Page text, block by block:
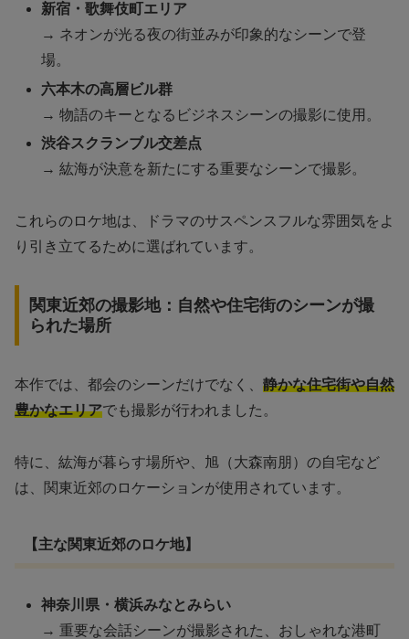
新宿・歌舞伎町エリア
→ ネオンが光る夜の街並みが印象的なシーンで登
場。
六本木の高層ビル群
→ 物語のキーとなるビジネスシーンの撮影に使用。
渋谷スクランブル交差点
→ 紘海が決意を新たにする重要なシーンで撮影。
これらのロケ地は、ドラマのサスペンスフルな雰囲気をよ
り引き立てるために選ばれています。
関東近郊の撮影地：自然や住宅街のシーンが撮
られた場所
本作では、都会のシーンだけでなく、 静かな住宅街や自然
豊かなエリアでも撮影が行われました。
特に、紘海が暮らす場所や、旭（大森南朋）の自宅など
は、関東近郊のロケーションが使用されています。
【主な関東近郊のロケ地】
神奈川県・横浜みなとみらい
→ 重要な会話シーンが撮影された、おしゃれな港町